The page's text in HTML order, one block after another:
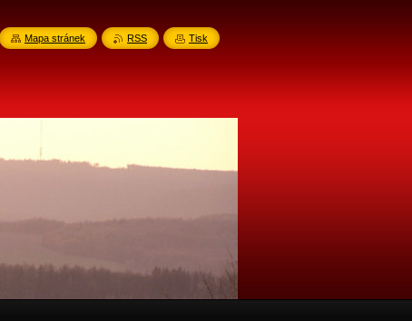
Mapa stránek RSS Tisk